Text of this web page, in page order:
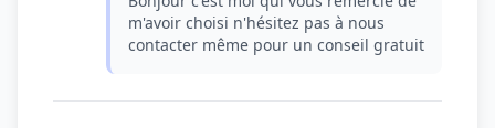
m'avoir choisi n'hésitez pas à nous
contacter même pour un conseil gratuit